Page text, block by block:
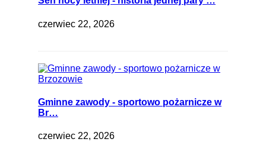
czerwiec 22, 2026
Gminne zawody - sportowo pożarnicze w
Br…
czerwiec 22, 2026